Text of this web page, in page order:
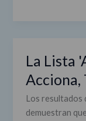
La Lista
Acciona,
Los resultados
demuestran
La
'A'
de
CDP